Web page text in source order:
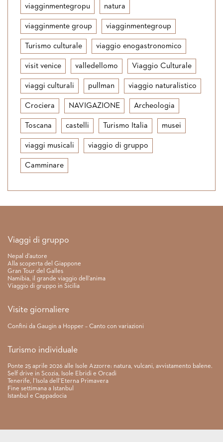
viagginmentegropu natura
viagginmente group viagginmentegroup
Turismo culturale viaggio enogastronomico
visit venice valledellomo Viaggio Culturale
viaggi culturali pullman viaggio naturalistico
Crociera NAVIGAZIONE Archeologia
Toscana castelli Turismo Italia musei
viaggi musicali viaggio di gruppo
Camminare
Link rapidi
Viaggi di gruppo
Nepal d’autore
Alla scoperta del Giappone
Gran Tour del Galles
Namibia, il grande viaggio dell’anima
Viaggio di gruppo in Sicilia
Visite giornaliere
Confini da Gaugin a Hopper – Canto con variazioni
Turismo individuale
Ponte 25 aprile 2026 alle Isole Azzorre: natura, vulcani, avvistamento balene.
Self drive in Scozia, Isole Ebridi e Orcadi
Tenerife, l’Isola dell’Eterna Primavera
Fine settimana a Istanbul
Istanbul e Cappadocia